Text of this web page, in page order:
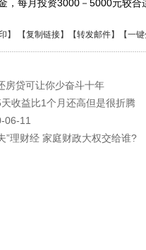
，每月投资3000－5000元较合
】 【复制链接】【转发邮件】【一
房贷可让你少奋斗十年
收益比1个月还高但是很折腾
06-11
”理财经 家庭财政大权交给谁?